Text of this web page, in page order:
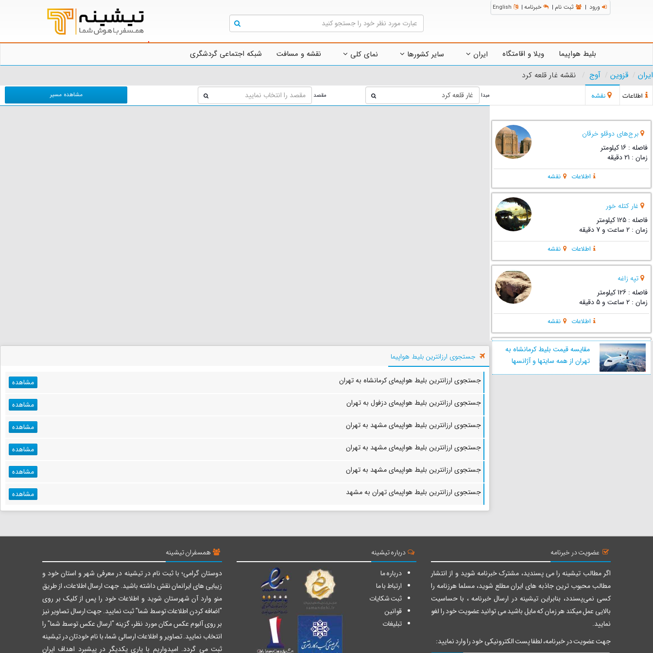
ورود | ثبت نام | خبرنامه |
English
بلیط هواپیما ویلا و اقامتگاه ایران سایر کشورها نمای کلی نقشه و مسافت
شبکه اجتماعی گردشگری
ایران
قزوین آوج نقشه غار قلعه کرد
اطلاعات نقشه مبدا مقصد مشاهده مسیر
برج‌های دوقلو خرقان
فاصله : 16 کیلومتر
زمان : 21 دقیقه
اطلاعات نقشه
غار کتله خور
فاصله : 125 کیلومتر
زمان : 2 ساعت و 7 دقیقه
اطلاعات نقشه
تپه زاغه
فاصله : 126 کیلومتر
زمان : 2 ساعت و 5 دقیقه
اطلاعات نقشه
عمارت نادری
فاصله : 149 کیلومتر
زمان : 2 ساعت و 30 دقیقه
اطلاعات نقشه
اطلاعات نقشه
بقعه پیغمبریه چهار انبیا
مقایسه قیمت بلیط کرمانشاه به
تهران از همه سایتها و آژانسها
جستجوی ارزانترین بلیط هواپیما
جستجوی ارزانترین بلیط هواپیمای کرمانشاه به تهران
مشاهده
جستجوی ارزانترین بلیط هواپیمای دزفول به تهران
مشاهده
جستجوی ارزانترین بلیط هواپیمای مشهد به تهران
مشاهده
جستجوی ارزانترین بلیط هواپیمای مشهد به تهران
مشاهده
جستجوی ارزانترین بلیط هواپیمای مشهد به تهران
مشاهده
جستجوی ارزانترین بلیط هواپیمای تهران به مشهد
مشاهده
عضویت در خبرنامه
اگر مطالب تیشینه را می پسندید، مشترک خبرنامه شوید و از انتشار
مطالب محبوب ترین جاذبه های ایران مطلع شوید، مسلما هرزنامه را
کسی نمی‌پسندد، بنابراین تیشینه در ارسال خبرنامه ، با حساسیت
بالایی عمل میکند هر زمان که مایل باشید می توانید عضویت خود را لغو
نمایید.
جهت عضویت در خبرنامه، لطفا پست الکترونیکی خود را وارد نمایید:
درباره تیشینه
درباره ما
ارتباط با ما
ثبت شکایات
قوانین
تبلیغات
همسفران تیشینه
دوستان گرامی؛ با ثبت نام در تیشینه در معرفی شهر و استان خود و
زیبایی های ایرانمان نقش داشته باشید. جهت ارسال اطلاعات، از طریق
منو وارد آن شهرستان شوید و اطلاعات خود را پس از کلیک بر روی
"اضافه کردن اطلاعات توسط شما" ثبت نمایید. جهت ارسال تصاویر نیز
بر روی آلبوم عکس مکان مورد نظر، گزینه "ارسال عکس توسط شما" را
انتخاب نمایید. تصاویر و اطلاعات ارسالی شما، با نام خودتان در تیشینه
ثبت می گردد. امیدواریم با یاری یکدیگر در پیشبرد اهداف ایران